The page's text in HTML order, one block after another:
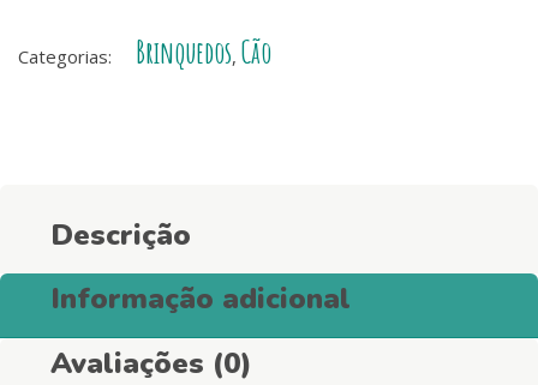
Categorias: Brinquedos, Cão
Descrição
Informação adicional
Avaliações (0)